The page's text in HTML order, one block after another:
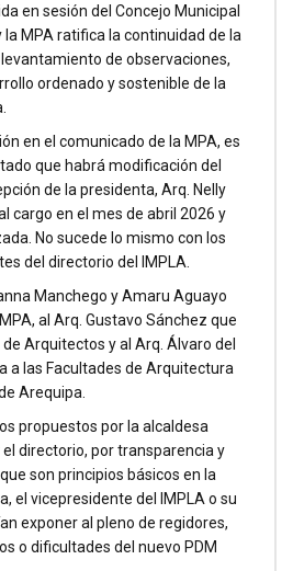
en sesión del Concejo Municipal
la MPA ratifica la continuidad de la
de observaciones,
ordenado y sostenible de la
en el comunicado de la MPA, es
que habrá modificación del
de la presidenta, Arq. Nelly
cargo en el mes de abril 2026 y
No sucede lo mismo con los
del directorio del IMPLA.
Manchego y Amaru Aguayo
al Arq. Gustavo Sánchez que
Arquitectos y al Arq. Álvaro del
a las Facultades de Arquitectura
Arequipa.
propuestos por la alcaldesa
directorio, por transparencia y
son principios básicos en la
el vicepresidente del IMPLA o su
exponer al pleno de regidores,
o dificultades del nuevo PDM